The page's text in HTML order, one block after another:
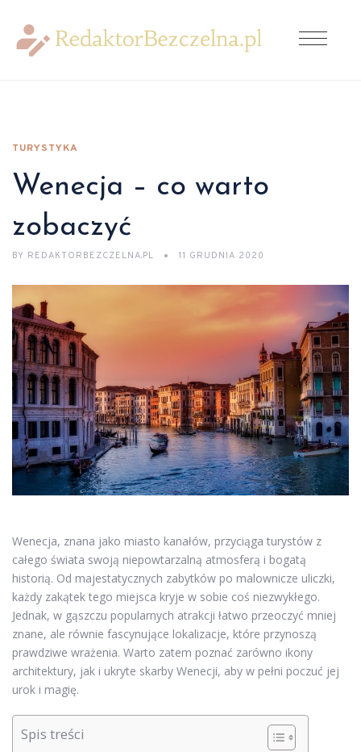
TURYSTYKA
Wenecja – co warto
zobaczyć
BY REDAKTORBEZCZELNA.PL 11 GRUDNIA 2020
Wenecja, znana jako miasto kanałów, przyciąga turystów z
całego świata swoją niepowtarzalną atmosferą i bogatą
historią. Od majestatycznych zabytków po malownicze uliczki,
każdy zakątek tego miejsca kryje w sobie coś niezwykłego.
Jednak, w gąszczu popularnych atrakcji łatwo przeoczyć mniej
znane, ale równie fascynujące lokalizacje, które przynoszą
prawdziwe wrażenia. Warto zatem poznać zarówno ikony
architektury, jak i ukryte skarby Wenecji, aby w pełni poczuć jej
urok i magię.
Spis treści